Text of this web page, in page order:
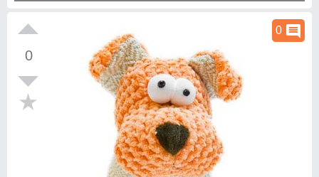
0
0 comment